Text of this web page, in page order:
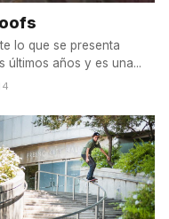
lo que se presenta
últimos años y es una...